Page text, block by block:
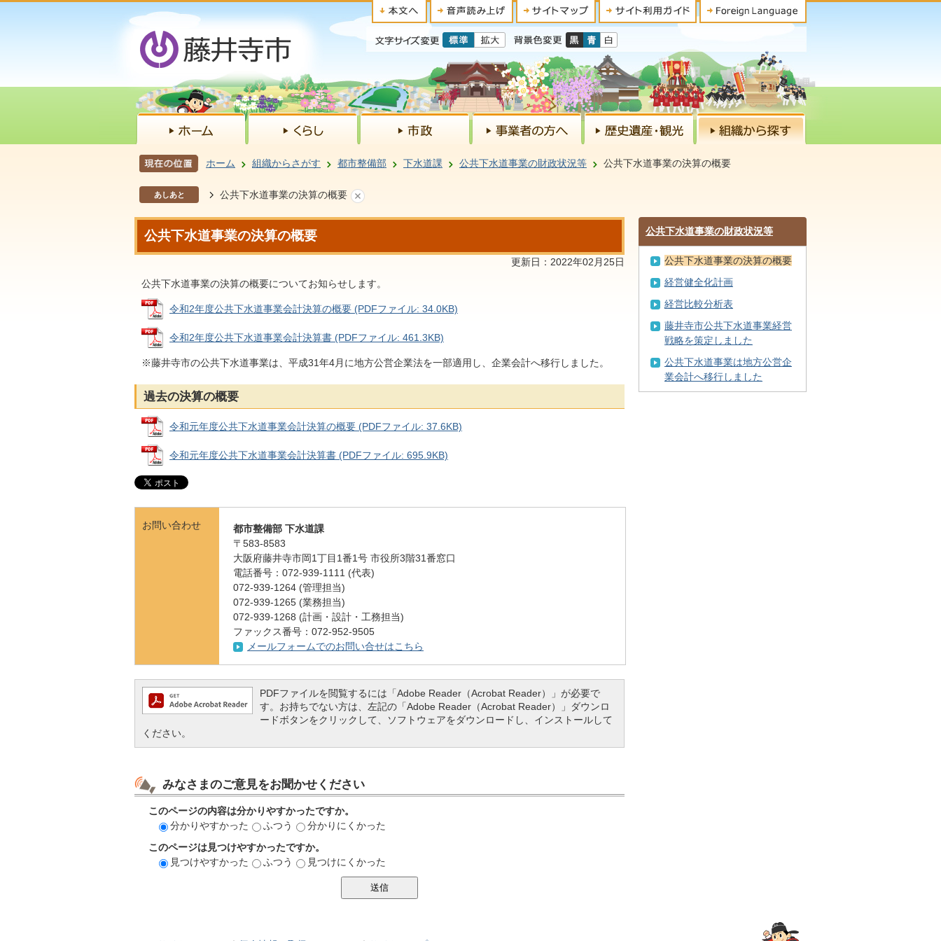
ホーム 組織からさがす 都市整備部 下水道課 公共下水道事業の財政状況等 公共下水道事業の決算の概要
あしあと 公共下水道事業の決算の概要
公共下水道事業の決算の概要
更新日：2022年02月25日
公共下水道事業の決算の概要についてお知らせします。
令和2年度公共下水道事業会計決算の概要 (PDFファイル: 34.0KB)
令和2年度公共下水道事業会計決算書 (PDFファイル: 461.3KB)
※藤井寺市の公共下水道事業は、平成31年4月に地方公営企業法を一部適用し、企業会計へ移行しました。
過去の決算の概要
令和元年度公共下水道事業会計決算の概要 (PDFファイル: 37.6KB)
令和元年度公共下水道事業会計決算書 (PDFファイル: 695.9KB)
お問い合わせ
都市整備部 下水道課
〒583-8583
大阪府藤井寺市岡1丁目1番1号 市役所3階31番窓口
電話番号：072-939-1111 (代表)
072-939-1264 (管理担当)
072-939-1265 (業務担当)
072-939-1268 (計画・設計・工務担当)
ファックス番号：072-952-9505
メールフォームでのお問い合せはこちら
PDFファイルを閲覧するには「Adobe Reader（Acrobat Reader）」が必要で
す。お持ちでない方は、左記の「Adobe Reader（Acrobat Reader）」ダウンロ
ードボタンをクリックして、ソフトウェアをダウンロードし、インストールして
ください。
みなさまのご意見をお聞かせください
このページの内容は分かりやすかったですか。
分かりやすかった
ふつう
分かりにくかった
このページは見つけやすかったですか。
見つけやすかった
ふつう 見つけにくかった
公共下水道事業の財政状況等
公共下水道事業の決算の概要
経営健全化計画
経営比較分析表
藤井寺市公共下水道事業経営
戦略を策定しました
公共下水道事業は地方公営企
業会計へ移行しました